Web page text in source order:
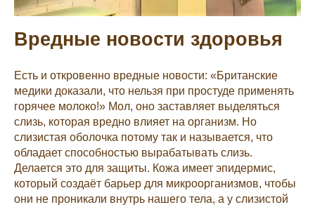
Вредные новости здоровья
Есть и откровенно вредные новости: «Британские
медики доказали, что нельзя при простуде применять
горячее молоко!» Мол, оно заставляет выделяться
слизь, которая вредно влияет на организм. Но
слизистая оболочка потому так и называется, что
обладает способностью вырабатывать слизь.
Делается это для защиты. Кожа имеет эпидермис,
который создаёт барьер для микроорганизмов, чтобы
они не проникали внутрь нашего тела, а у слизистой